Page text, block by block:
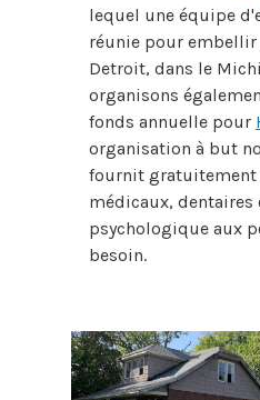
lequel une équipe
réunie pour
Detroit, dans le
organisons
fonds annuelle pour
organisation à but
fournit gratuitement
médicaux, dentaires
psychologique aux
besoin.